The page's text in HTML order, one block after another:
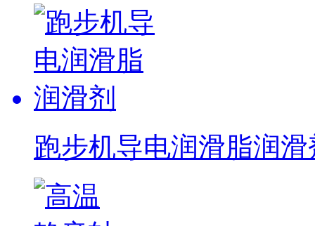
跑步机导电润滑脂润滑